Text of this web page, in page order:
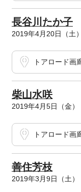
長谷川たか子
2019年4月20日（土
トアロード画
柴山水咲
2019年4月5日（金）
トアロード画
善住芳枝
2019年3月9日（土）